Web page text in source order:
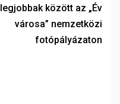
legjobbak között az „Év
városa” nemzetközi
fotópályázaton